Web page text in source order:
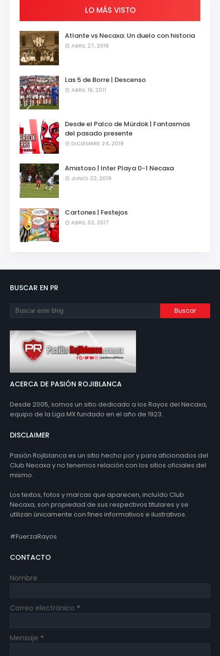
LO MÁS VISTO
Atlante vs Necaxa: Un duelo con historia
ABRIL 27, 2016
Las 5 de Borre | Descenso
ABRIL 16, 2011
Desde el Palco de Mürdok | Fantasmas
del pasado presente
DICIEMBRE 24, 2019
Amistoso | Inter Playa 0-1 Necaxa
JUNIO 22, 2019
Cartones | Festejos
ABRIL 02, 2017
BUSCAR EN PR
ACERCA DE PASIÓN ROJIBLANCA
Desde 2005, somos un sitio dedicado a los Rayos del Necaxa,
equipo de la Liga MX fundado en el año de 1923.
DISCLAIMER
Pasión Rojiblanca es un sitio hecho por y para aficionados del
Club Necaxa y no tenemos relación con los sitios oficiales del
mismo.
Los textos, fotos y marcas que aparecen, incluído Club
Necaxa, son propiedad de sus respectivos titulares y se
utilizan únicamente con fines informativos e ilustrativos.
#FuerzaRayos
CONTACTO
Nombre
Correo electrónico *
Mensaje *